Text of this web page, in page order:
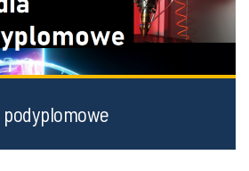
podyplomowe